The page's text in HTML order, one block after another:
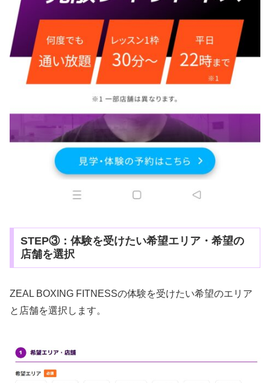
STEP③：体験を受けたい希望エリア・希望の
店舗を選択
ZEAL BOXING FITNESSの体験を受けたい希望のエリア
と店舗を選択します。